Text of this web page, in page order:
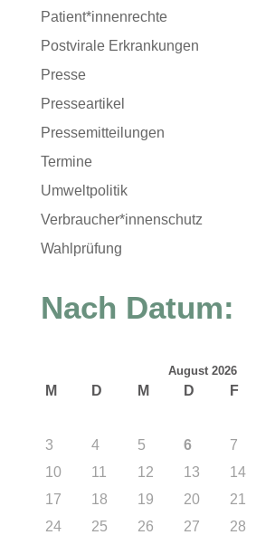
Patient*innenrechte
Postvirale Erkrankungen
Presse
Presseartikel
Pressemitteilungen
Termine
Umweltpolitik
Verbraucher*innenschutz
Wahlprüfung
Nach Datum:
August 2026
M D M D F
3
4 5 6 7
10
11 12 13 14
17
18 19 20 21
24
25 26 27 28